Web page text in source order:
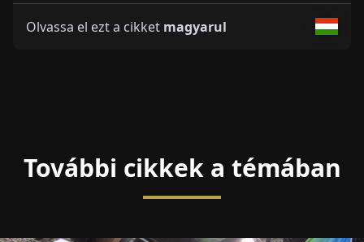
Olvassa el ezt a cikket magyarul
További cikkek a témában